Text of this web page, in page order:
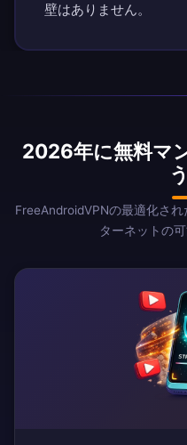
壁はありません。
2026年に無料マ
FreeAndroidVPNの最適化さ
ターネットの